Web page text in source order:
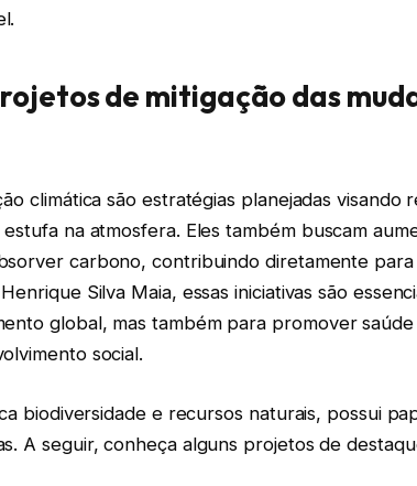
de mitigação das
climática são estratégias planejadas visando
na atmosfera. Eles também buscam
carbono, contribuindo diretamente
Silva Maia, essas iniciativas são
global, mas também para promover
social.
biodiversidade e recursos naturais, possui
A seguir, conheça alguns projetos de